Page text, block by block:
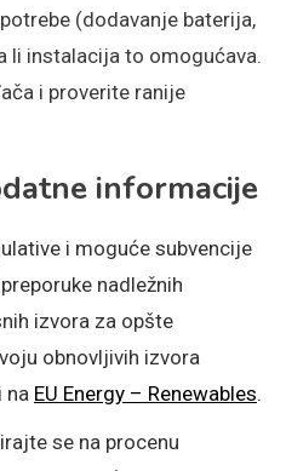
(dodavanje baterija,
li instalacija to omogućava.
i proverite ranije
informacije
i moguće subvencije
nadležnih
izvora za opšte
obnovljivih izvora
na EU Energy – Renewables.
se na procenu